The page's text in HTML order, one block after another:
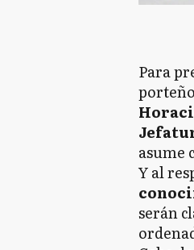
Para
asume
Y al
serán